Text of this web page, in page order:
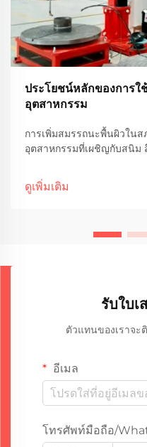
ประโยชน์หลักของการใ
อุตสาหกรรม
การเพิ่มสมรรถนะพื้นผิวใน
อุตสาหกรรมที่เผชิญกับสนิม
การรักษาประสิทธิภาพในก
กัดกร่อนบนท่อ...
ดูเพิ่มเติม
รับใบเ
ตัวแทนของเราจ
อีเมล
โทรศัพท์มือถือ/